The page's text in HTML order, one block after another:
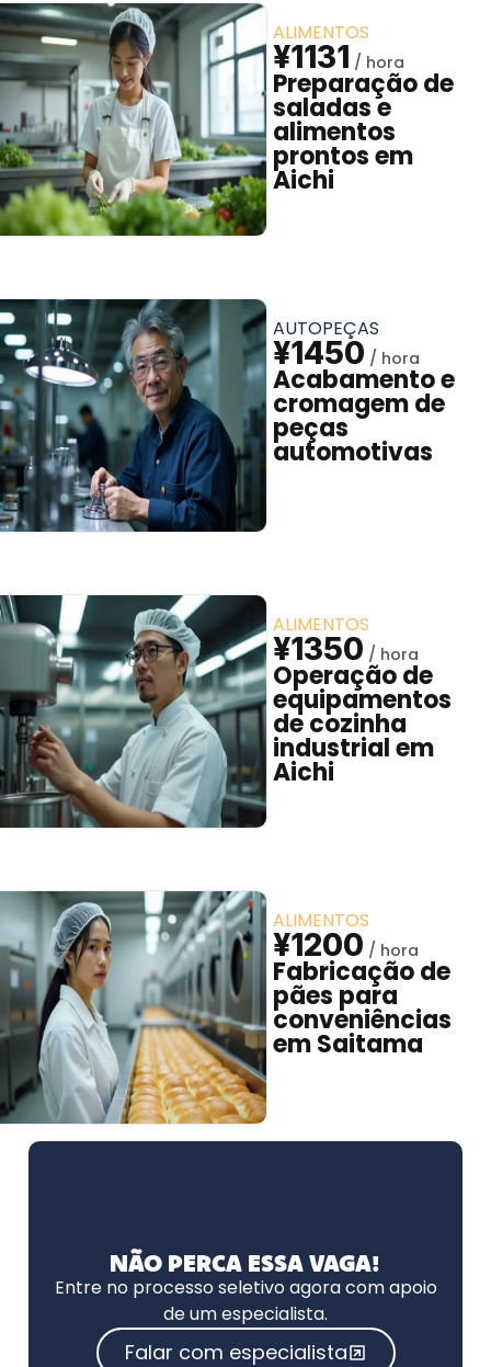
ALIMENTOS
¥1131
Preparação de
saladas e
alimentos
prontos em
Aichi
AUTOPEÇAS
¥1450
Acabamento e
cromagem de
peças
automotivas
ALIMENTOS
¥1350
Operação de
equipamentos
de cozinha
industrial em
Aichi
ALIMENTOS
¥1200
Fabricação de
pães para
conveniências
em Saitama
NÃO PERCA ESSA VAGA!
Entre no processo seletivo agora com apoio
de um especialista.
Falar com especialista